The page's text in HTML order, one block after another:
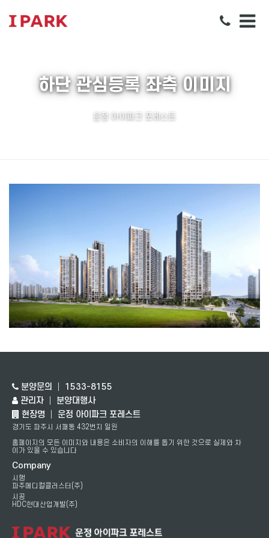
하단 관심등록 좌측 이미지
운정 아이파크 포레스트
분양문의 │ 1533-8155
관리자 │ 분양대행사
현장명 │ 운정 아이파크 포레스트
경기도 파주시 서패동 432번지 일원
홈페이지의 모든 이미지와 내용은 소비자의 이해를 돕기 위한 것으로 실제와 차
이가 있을 수 있습니다
Company
시행
파주메디컬클러스터(주)
시공
HDC현대산업개발(주)